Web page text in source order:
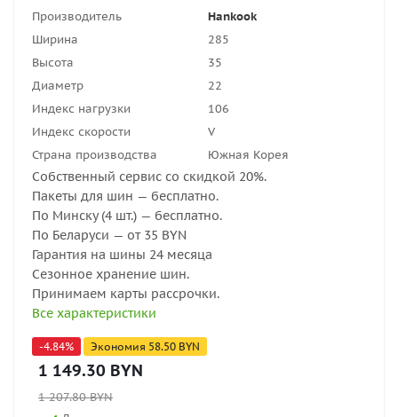
Производитель
Hankook
Ширина
285
Высота
35
Диаметр
22
Индекс нагрузки
106
Индекс скорости
V
Страна производства
Южная Корея
Собственный сервис со скидкой 20%.
Пакеты для шин — бесплатно.
По Минску (4 шт.) — бесплатно.
По Беларуси — от 35 BYN
Гарантия на шины 24 месяца
Сезонное хранение шин.
Принимаем карты рассрочки.
Все характеристики
-4.84% Экономия 58.50 BYN
1 149.30 BYN
1 207.80BYN